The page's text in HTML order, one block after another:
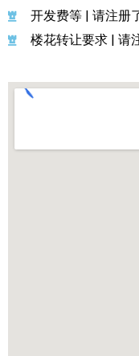
开发费等 | 请注册
楼花转让要求 | 请